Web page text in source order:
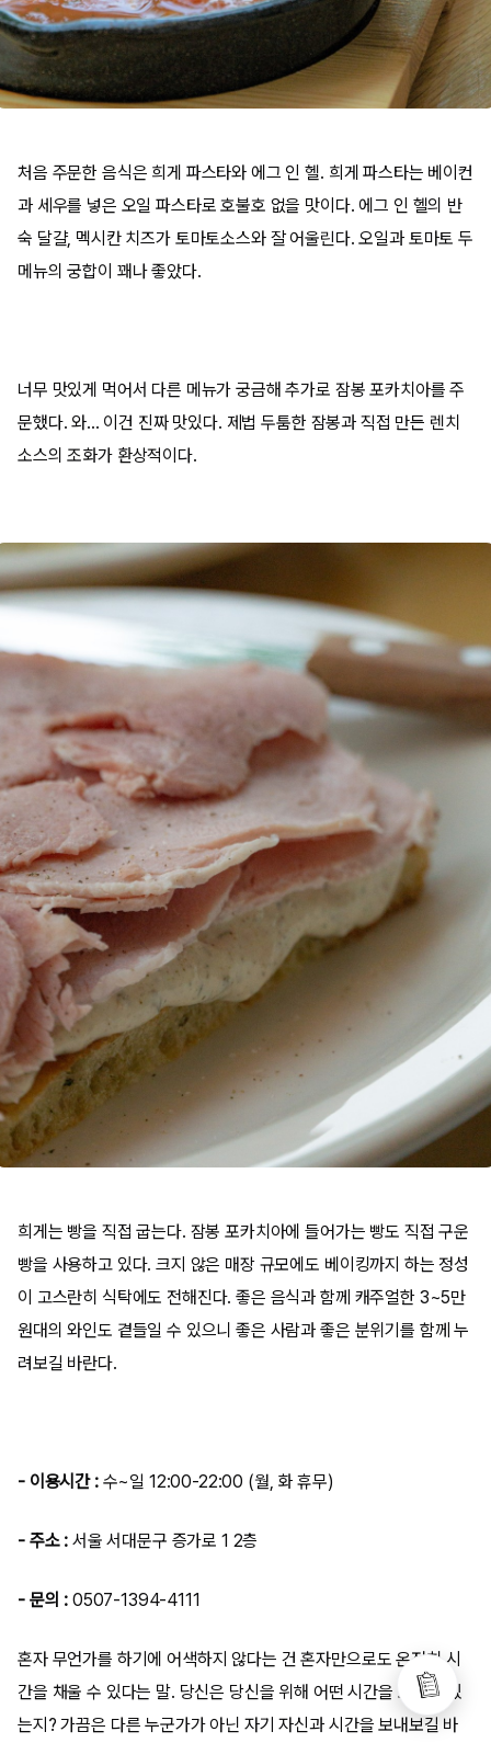
처음 주문한 음식은 희게 파스타와 에그 인 헬. 희게 파스타는 베이컨
과 세우를 넣은 오일 파스타로 호불호 없을 맛이다. 에그 인 헬의 반
숙 달걀, 멕시칸 치즈가 토마토소스와 잘 어울린다. 오일과 토마토 두
메뉴의 궁합이 꽤나 좋았다.
너무 맛있게 먹어서 다른 메뉴가 궁금해 추가로 잠봉 포카치아를 주
문했다. 와... 이건 진짜 맛있다. 제법 두툼한 잠봉과 직접 만든 렌치
소스의 조화가 환상적이다.
희게는 빵을 직접 굽는다. 잠봉 포카치아에 들어가는 빵도 직접 구운
빵을 사용하고 있다. 크지 않은 매장 규모에도 베이킹까지 하는 정성
이 고스란히 식탁에도 전해진다. 좋은 음식과 함께 캐주얼한 3~5만
원대의 와인도 곁들일 수 있으니 좋은 사람과 좋은 분위기를 함께 누
려보길 바란다.
- 이용시간 :수~일 12:00-22:00 (월, 화 휴무)
- 주소 : 서울 서대문구 증가로 1 2층
- 문의 : 0507-1394-4111
혼자 무언가를 하기에 어색하지 않다는 건 혼자만으로도 온전히 시
간을 채울 수 있다는 말. 당신은 당신을 위해 어떤 시간을 보내고 있
는지? 가끔은 다른 누군가가 아닌 자기 자신과 시간을 보내보길 바